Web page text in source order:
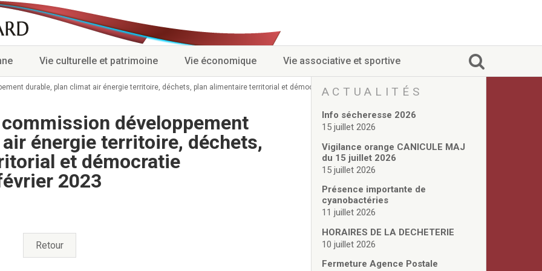
Vie culturelle et patrimoine Vie économique Vie associative et sportive
durable, plan climat air énergie territoire, déchets, plan alimentaire territorial et démocratie participative du 16 février 2023
développement
énergie territoire, déchets,
et démocratie
2023
Retour
ACTUALITÉS
Info sécheresse 2026
15 juillet 2026
Vigilance orange CANICULE MAJ
du 15 juillet 2026
15 juillet 2026
Présence importante de
cyanobactéries
11 juillet 2026
HORAIRES DE LA DECHETERIE
10 juillet 2026
Fermeture Agence Postale